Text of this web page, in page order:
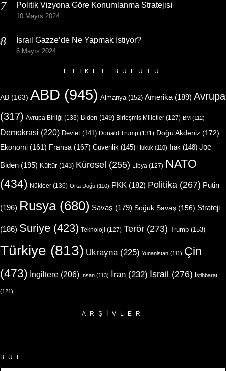
Politik Vizyona Göre Konumlanma Stratejisi
10 Mayıs 2024
İsrail Gazze’de Ne Yapmak İstiyor?
6 Mayıs 2024
ETIKET BULUTU
AB (163) ABD (945) Almanya(152) Amerika (189) Avrupa
(317) Avrupa Birliği (133) Biden (149) Birleşmiş Milletler (127) BM (112)
Demokrasi (220) Devlet (141) Donald Trump (131) Doğu Akdeniz (172)
Ekonomi (161) Fransa (167) Güvenlik (145) Hukuk (110) Irak (148) Joe
Biden (195) Kültür(143) Küresel (255) Libya (127) NATO
(434) Nükleer (136) Orta Doğu (110) PKK (182) Politika (267) Putin
(196) Rusya(680) Savaş (179) Soğuk Savaş (156) Strateji
(186) Suriye (423) Teknoloji (127) Terör (273) Trump (153)
Türkiye (813) Ukrayna(225) Yunanistan (111) Çin
(473) İngiltere (206) İnsan (113) İran (232) İsrail (276) İstihbarat
(121)
ARŞIVLER
BUL